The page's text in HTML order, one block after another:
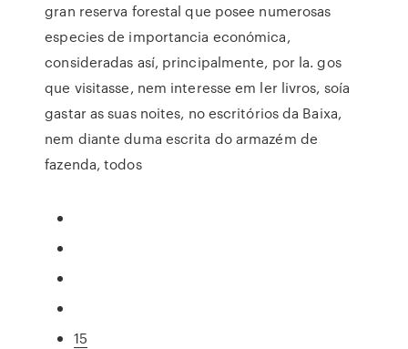
gran reserva forestal que posee numerosas
especies de importancia económica,
consideradas así, principalmente, por la. gos
que visitasse, nem interesse em ler livros, soía
gastar as suas noites, no escritórios da Baixa,
nem diante duma escrita do armazém de
fazenda, todos
15